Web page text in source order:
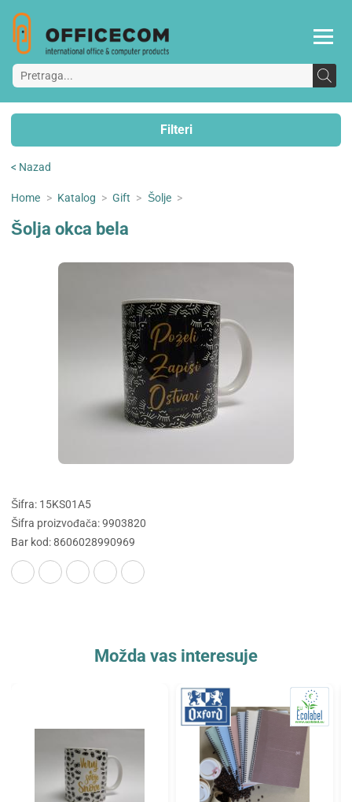
Filteri
< Nazad
Home > Katalog > Gift > Šolje >
Šolja okca bela
Šifra: 15KS01A5
Šifra proizvođača: 9903820
Bar kod: 8606028990969
Možda vas interesuje